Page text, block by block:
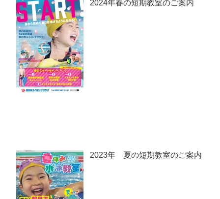
2024年春の短期教室のご案内
2023年 夏の短期教室のご案内